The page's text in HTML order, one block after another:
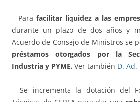
– Para facilitar liquidez a las
durante un plazo de dos años y
Acuerdo de Consejo de Ministros se
préstamos otorgados por la
Industria y PYME. Ver también D. Ad.
– Se incrementa la dotación del